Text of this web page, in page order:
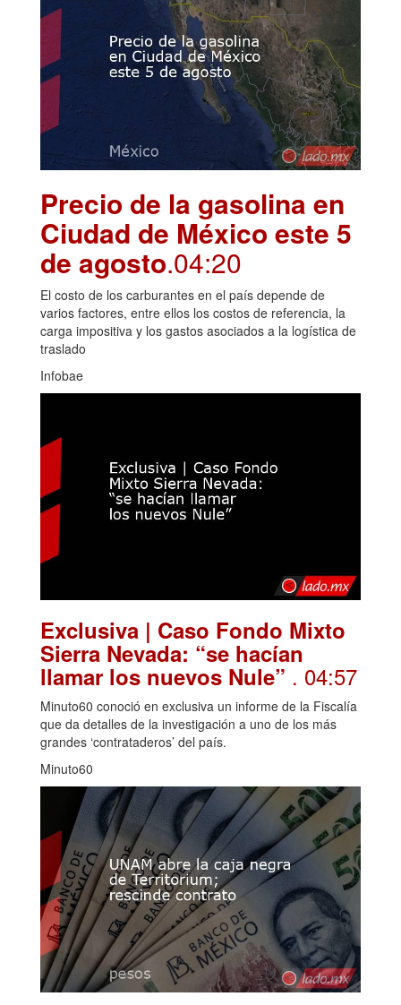
Precio de la gasolina en
Ciudad de México este 5
de agosto.04:20
El costo de los carburantes en el país depende de
varios factores, entre ellos los costos de referencia, la
carga impositiva y los gastos asociados a la logística de
traslado
Infobae
Exclusiva | Caso Fondo Mixto
Sierra Nevada: “se hacían
llamar los nuevos Nule” . 04:57
Minuto60 conoció en exclusiva un informe de la Fiscalía
que da detalles de la investigación a uno de los más
grandes ‘contrataderos’ del país.
Minuto60